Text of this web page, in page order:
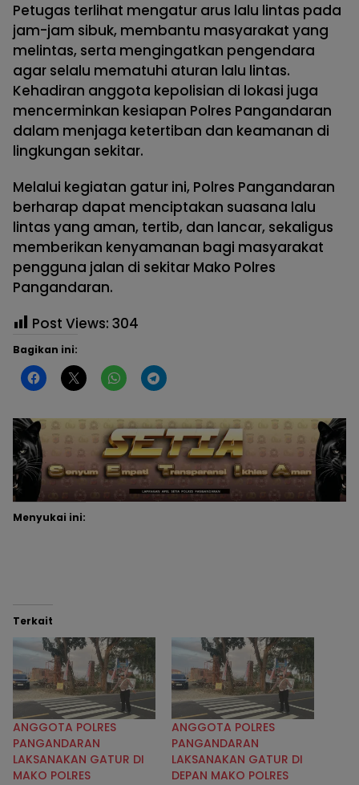
Petugas terlihat mengatur arus lalu lintas pada
jam-jam sibuk, membantu masyarakat yang
melintas, serta mengingatkan pengendara
agar selalu mematuhi aturan lalu lintas.
Kehadiran anggota kepolisian di lokasi juga
mencerminkan kesiapan Polres Pangandaran
dalam menjaga ketertiban dan keamanan di
lingkungan sekitar.
Melalui kegiatan gatur ini, Polres Pangandaran
berharap dapat menciptakan suasana lalu
lintas yang aman, tertib, dan lancar, sekaligus
memberikan kenyamanan bagi masyarakat
pengguna jalan di sekitar Mako Polres
Pangandaran.
Post Views: 304
Bagikan ini:
Menyukai ini:
Terkait
ANGGOTA POLRES
PANGANDARAN
LAKSANAKAN GATUR DI
MAKO POLRES
ANGGOTA POLRES
PANGANDARAN
LAKSANAKAN GATUR DI
DEPAN MAKO POLRES